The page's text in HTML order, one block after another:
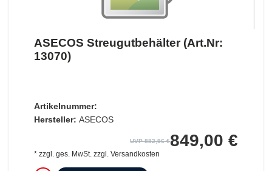
ASECOS Streugutbehälter (Art.Nr:
13070)
Artikelnummer:
Hersteller: ASECOS
UVP 882,96 €849,00 €
* zzgl. ges. MwSt. zzgl. Versandkosten